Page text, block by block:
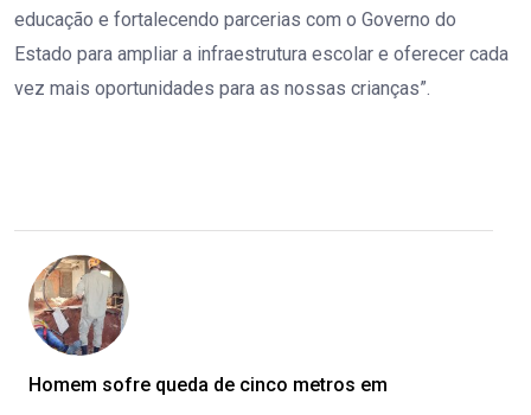
educação e fortalecendo parcerias com o Governo do
Estado para ampliar a infraestrutura escolar e oferecer cada
vez mais oportunidades para as nossas crianças”.
Homem sofre queda de cinco metros em